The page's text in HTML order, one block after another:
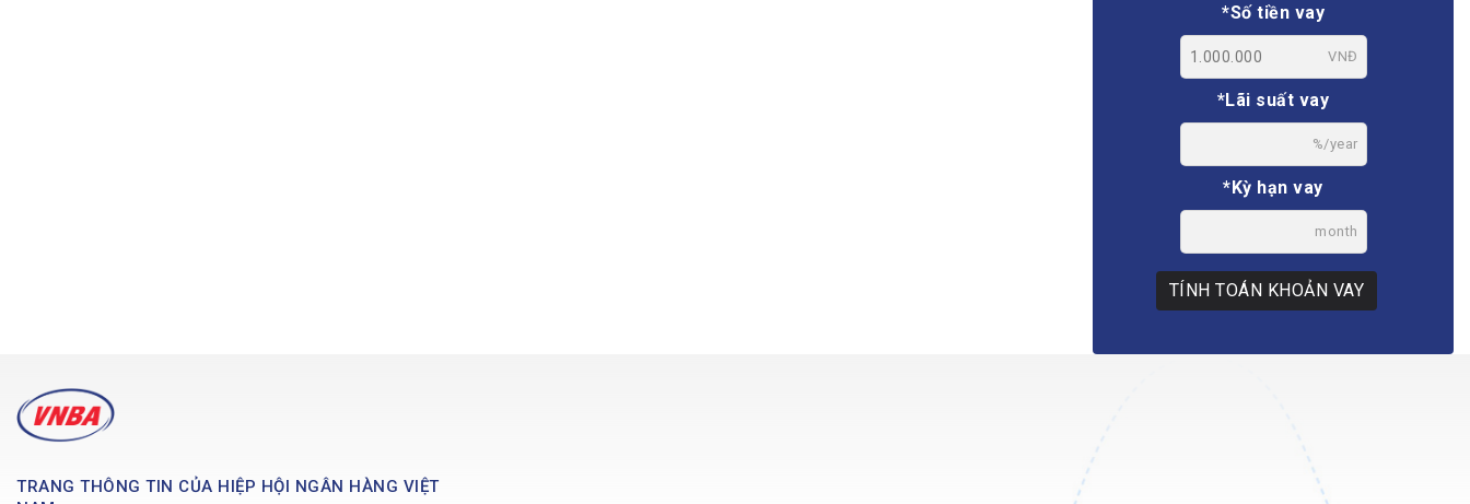
*Số tiền vay
VNĐ
*Lãi suất vay
%/year
*Kỳ hạn vay
month
TÍNH TOÁN KHOẢN VAY
TRANG THÔNG TIN CỦA HIỆP HỘI NGÂN HÀNG VIỆT